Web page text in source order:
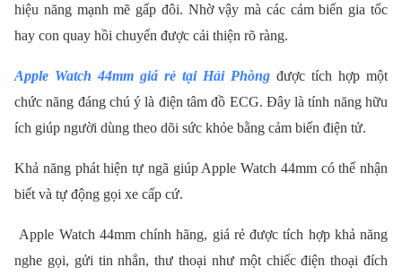
hiệu năng mạnh mẽ gấp đôi. Nhờ vậy mà các cảm biến gia tốc
hay con quay hồi chuyển được cải thiện rõ ràng.
Apple Watch 44mm giá rẻ tại Hải Phòng được tích hợp một
chức năng đáng chú ý là điện tâm đồ ECG. Đây là tính năng hữu
ích giúp người dùng theo dõi sức khỏe bằng cảm biến điện tử.
Khả năng phát hiện tự ngã giúp Apple Watch 44mm có thể nhận
biết và tự động gọi xe cấp cứ.
Apple Watch 44mm chính hãng, giá rẻ được tích hợp khả năng
nghe gọi, gửi tin nhắn, thư thoại như một chiếc điện thoại đích